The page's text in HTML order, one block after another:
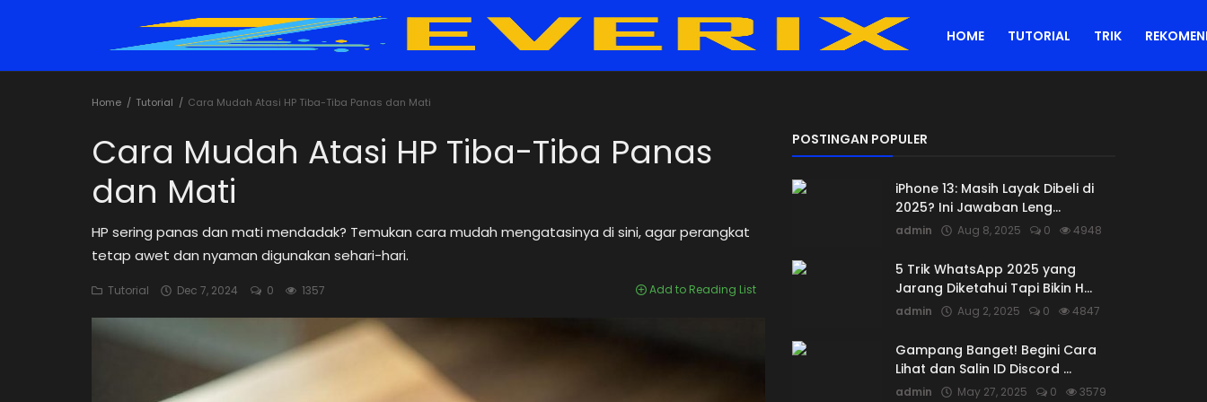
HOME TUTORIAL TRIK
Cybersecurity
Home Tutorial Cara Mudah Atasi HP Tiba-Tiba Panas dan Mati
Cara Mudah Atasi HP Tiba-Tiba Panas
dan Mati
HP sering panas dan mati mendadak? Temukan cara mudah mengatasinya di sini, agar perangkat
tetap awet dan nyaman digunakan sehari-hari.
Tutorial Dec 7, 2024 0 1357 Add to Reading List
POSTINGAN POPULER
iPhone 13: Masih Layak Dibeli di
2025? Ini Jawaban Leng...
admin Aug 8, 2025 0 4948
5 Trik WhatsApp 2025 yang
Jarang Diketahui Tapi Bikin H...
admin Aug 2, 2025 0 4847
Gampang Banget! Begini Cara
Lihat dan Salin ID Discord ...
admin May 27, 2025 0 3579